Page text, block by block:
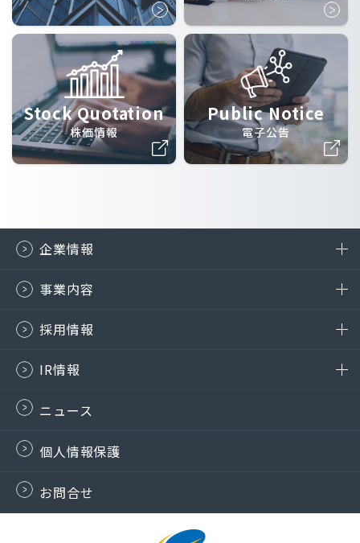
Stock Quotation
株価情報
Public Notice
電子公告
企業情報
事業内容
採用情報
IR情報
ニュース
個人情報保護
お問合せ